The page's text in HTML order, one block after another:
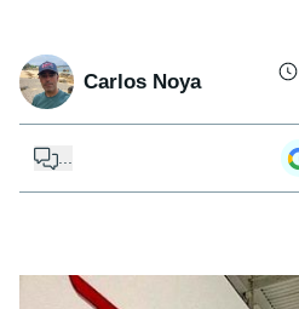
Carlos Noya
...